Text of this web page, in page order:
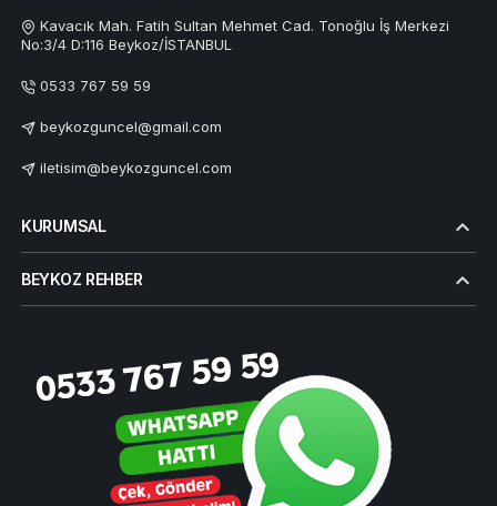
Kavacık Mah. Fatih Sultan Mehmet Cad. Tonoğlu İş Merkezi
No:3/4 D:116 Beykoz/İSTANBUL
0533 767 59 59
beykozguncel@gmail.com
iletisim@beykozguncel.com
KURUMSAL
BEYKOZ REHBER